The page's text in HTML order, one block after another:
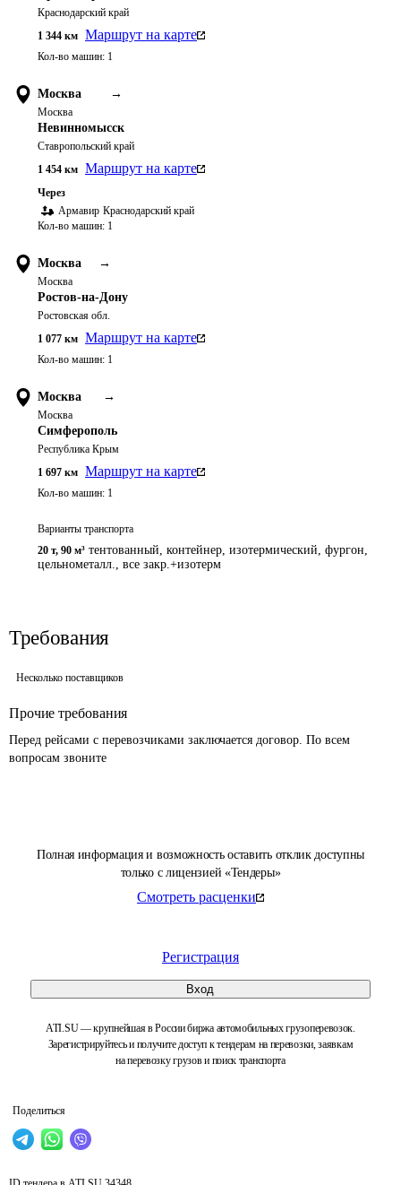
Полная информация и возможность оставить отклик доступны
только с лицензией «Тендеры»
Смотреть расценки
Регистрация
Вход
ATI.SU — крупнейшая в России биржа автомобильных грузоперевозок.
Зарегистрируйтесь и получите доступ к тендерам на перевозки, заявкам
на перевозку грузов и поиск транспорта
Поделиться
Краснодарский край
1 344 км Маршрут на карте
Кол-во машин: 1
Москва →
Москва
Невинномысск
Ставропольский край
1 454 км Маршрут на карте
Через
Армавир Краснодарский край
Кол-во машин: 1
Москва →
Москва
Ростов-на-Дону
Ростовская обл.
1 077 км Маршрут на карте
Кол-во машин: 1
Москва →
Москва
Симферополь
Республика Крым
1 697 км Маршрут на карте
Кол-во машин: 1
Варианты транспорта
20 т, 90 м³ тентованный, контейнер, изотермический, фургон,
цельнометалл., все закр.+изотерм
Требования
Несколько поставщиков
Прочие требования
Перед рейсами с перевозчиками заключается договор. По всем
вопросам звоните